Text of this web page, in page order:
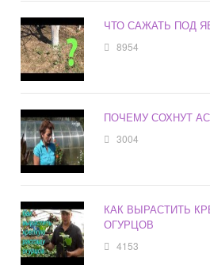
ЧТО САЖАТЬ ПОД
8954
ПОЧЕМУ СОХНУТ
3004
КАК ВЫРАСТИТЬ
ОГУРЦОВ
4153